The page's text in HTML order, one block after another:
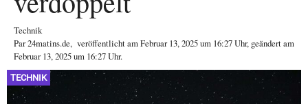
Technik
Par24matins.de, veröffentlicht amFebruar 13, 2025um 16:27 Uhr, geändert am
Februar 13, 2025 um 16:27 Uhr.
TECHNIK